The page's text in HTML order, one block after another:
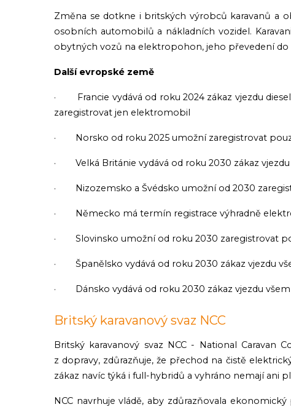
Změna se dotkne i britských výrobců karavanů a
osobních automobilů a nákladních vozidel.
obytných vozů na elektropohon, jeho převedení do
Další evropské země
· Francie vydává od roku 2024 zákaz vjezdu
zaregistrovat jen elektromobil
· Norsko od roku 2025 umožní zaregistrovat
· Velká Británie vydává od roku 2030 zákaz
· Nizozemsko a Švédsko umožní od 2030
· Německo má termín registrace výhradně
· Slovinsko umožní od roku 2030 zaregistrovat
· Španělsko vydává od roku 2030 zákaz vjezdu
· Dánsko vydává od roku 2030 zákaz vjezdu
Britský karavanový svaz NCC
Britský karavanový svaz NCC - National
z dopravy, zdůrazňuje, že přechod na čistě
zákaz navíc týká i full-hybridů a vyhráno nemají ani
NCC navrhuje vládě, aby zdůrazňovala